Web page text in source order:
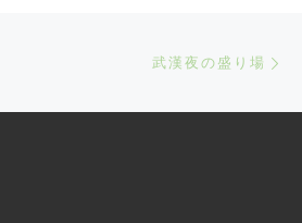
武漢夜の盛り場